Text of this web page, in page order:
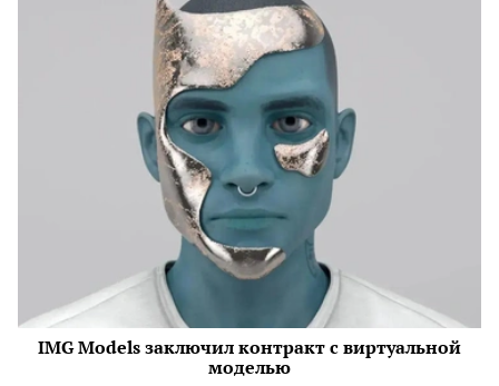
IMG Models заключил контракт с виртуальной
моделью